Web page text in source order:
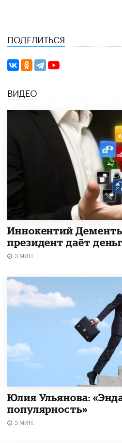
ПОДЕЛИТЬСЯ
ВИДЕО
Иннокентий
президент даёт
3 МИН.
Юлия Ульянова:
популярность»
3 МИН.